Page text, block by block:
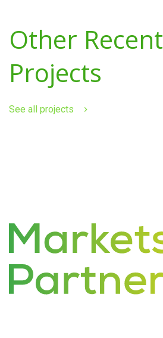
Other Recent
Projects
See all projects